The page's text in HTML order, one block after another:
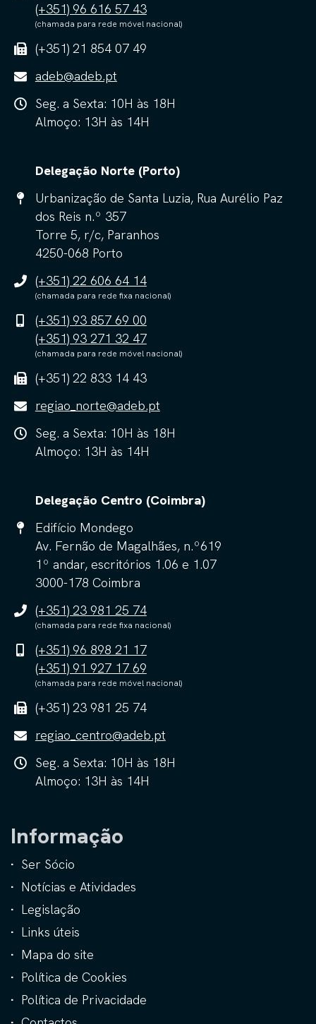
(+351) 96 616 57 43
(chamada para rede móvel nacional)
(+351) 21 854 07 49
adeb@adeb.pt
Seg. a Sexta: 10H às 18H
Almoço: 13H às 14H
Delegação Norte (Porto)
Urbanização de Santa Luzia, Rua Aurélio Paz
dos Reis n.º 357
Torre 5, r/c, Paranhos
4250-068 Porto
(+351) 22 606 64 14
(chamada para rede fixa nacional)
(+351) 93 857 69 00
(+351) 93 271 32 47
(chamada para rede móvel nacional)
(+351) 22 833 14 43
regiao_norte@adeb.pt
Seg. a Sexta: 10H às 18H
Almoço: 13H às 14H
Delegação Centro (Coimbra)
Edifício Mondego
Av. Fernão de Magalhães, n.º619
1º andar, escritórios 1.06 e 1.07
3000-178 Coimbra
(+351) 23 981 25 74
(chamada para rede fixa nacional)
(+351) 96 898 21 17
(+351) 91 927 17 69
(chamada para rede móvel nacional)
(+351) 23 981 25 74
regiao_centro@adeb.pt
Seg. a Sexta: 10H às 18H
Almoço: 13H às 14H
Informação
Ser Sócio
Notícias e Atividades
Legislação
Links úteis
Mapa do site
Política de Cookies
Política de Privacidade